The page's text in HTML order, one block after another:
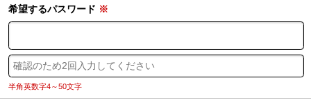
希望するパスワード ※
半角英数字4～50文字